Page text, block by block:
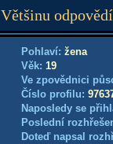
Většinu
Pohlaví: žena
Věk: 19
Ve zpovědnici
Číslo profilu:
Naposledy se
Poslední
Doteď napsal